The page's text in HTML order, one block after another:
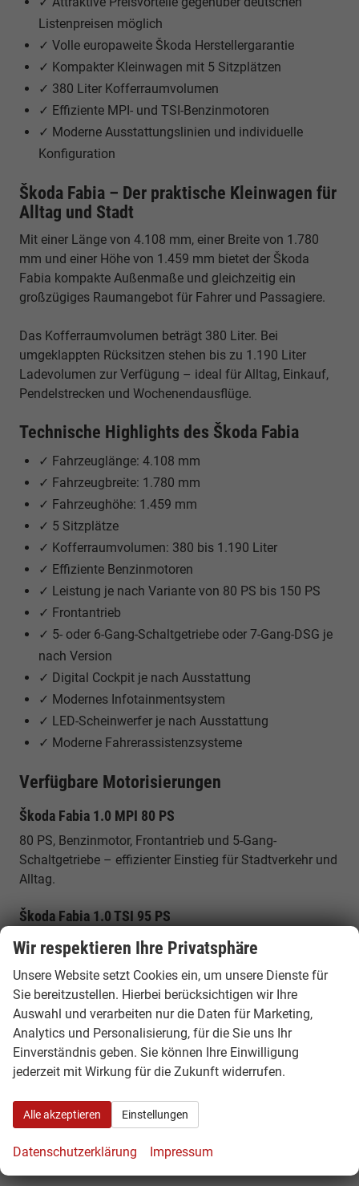
Listenpreisen möglich
✓ Volle europaweite Škoda Herstellergarantie
✓ Kompakter Kleinwagen mit 5 Sitzplätzen
✓ 380 Liter Kofferraumvolumen
✓ Effiziente MPI- und TSI-Benzinmotoren
✓ Moderne Ausstattungslinien und individuelle
Konfiguration
Škoda Fabia – Der praktische Kleinwagen für
Alltag und Stadt
Mit einer Länge von 4.108 mm, einer Breite von 1.780
mm und einer Höhe von 1.459 mm bietet der Škoda
Fabia kompakte Außenmaße und gleichzeitig ein
großzügiges Raumangebot für Fahrer und Passagiere.
Das Kofferraumvolumen beträgt 380 Liter. Bei
umgeklappten Rücksitzen stehen bis zu 1.190 Liter
Ladevolumen zur Verfügung – ideal für Alltag, Einkauf,
Pendelstrecken und Wochenendausflüge.
Technische Highlights des Škoda Fabia
✓ Fahrzeuglänge: 4.108 mm
✓ Fahrzeugbreite: 1.780 mm
✓ Fahrzeughöhe: 1.459 mm
✓ 5 Sitzplätze
✓ Kofferraumvolumen: 380 bis 1.190 Liter
✓ Effiziente Benzinmotoren
✓ Leistung je nach Variante von 80 PS bis 150 PS
✓ Frontantrieb
✓ 5- oder 6-Gang-Schaltgetriebe oder 7-Gang-DSG je
nach Version
✓ Digital Cockpit je nach Ausstattung
✓ Modernes Infotainmentsystem
✓ LED-Scheinwerfer je nach Ausstattung
✓ Moderne Fahrerassistenzsysteme
Verfügbare Motorisierungen
Škoda Fabia 1.0 MPI 80 PS
80 PS, Benzinmotor, Frontantrieb und 5-Gang-
Schaltgetriebe – effizienter Einstieg für Stadtverkehr und
Alltag.
Škoda Fabia 1.0 TSI 95 PS
95 PS, Turbobenziner, Frontantrieb und 5-Gang-
Schaltgetriebe – ausgewogene Kombination aus
Effizienz und Alltagstauglichkeit.
Škoda Fabia 1.0 TSI 115 PS
115 PS, Turbobenziner, Frontantrieb und je nach Variante
mit 6-Gang-Schaltgetriebe oder 7-Gang-DSG erhältlich.
Škoda Fabia 1.5 TSI 150 PS
150 PS, Turbobenziner, Frontantrieb und 7-Gang-DSG –
Alltagstauglichkeit.
Wir respektieren Ihre Privatsphäre
Unsere Website setzt Cookies ein, um unsere Dienste für
Sie bereitzustellen. Hierbei berücksichtigen wir Ihre
Auswahl und verarbeiten nur die Daten für Marketing,
Analytics und Personalisierung, für die Sie uns Ihr
Einverständnis geben. Sie können Ihre Einwilligung
jederzeit mit Wirkung für die Zukunft widerrufen.
Alle akzeptieren Einstellungen
Datenschutzerklärung Impressum